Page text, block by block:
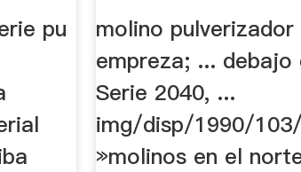
pu
Mm
molino pulverizador
empreza; ... debajo
Serie 2040, ...
img/disp/1990/
»molinos en el